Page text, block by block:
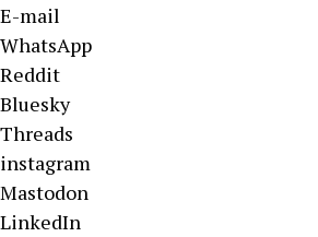
E-mail
WhatsApp
Reddit
Bluesky
Threads
instagram
Mastodon
LinkedIn